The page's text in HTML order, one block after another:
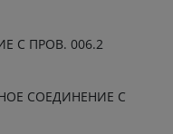
С ПРОВ. 006.2
СОЕДИНЕНИЕ С